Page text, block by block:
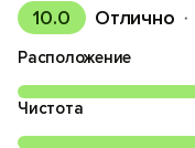
10.0 Отлично
Расположение
Чистота